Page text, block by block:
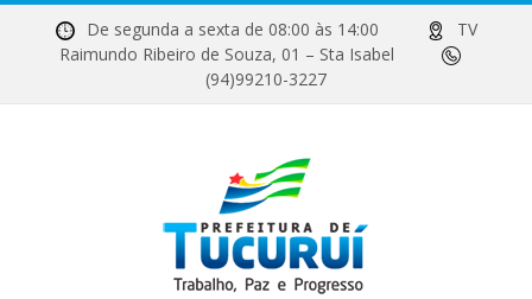
De segunda a sexta de 08:00 às 14:00
TV
Raimundo Ribeiro de Souza, 01 – Sta Isabel
(94)99210-3227